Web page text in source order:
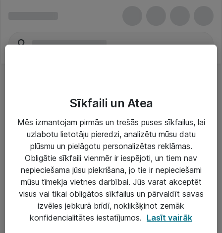
Risinājumi & Pakalpojumi
IT serviss un atbalsts
IT infrastruktūra
Darba vietu IT risinājumi
Serveri un datu centri
Sīkfaili un Atea
Mēs izmantojam pirmās un trešās puses sīkfailus, lai
uzlabotu lietotāju pieredzi, analizētu mūsu datu
plūsmu un pielāgotu personalizētas reklāmas.
Obligātie sīkfaili vienmēr ir iespējoti, un tiem nav
nepieciešama jūsu piekrišana, jo tie ir nepieciešami
mūsu tīmekļa vietnes darbībai. Jūs varat akceptēt
visus vai tikai obligātos sīkfailus un pārvaldīt savas
izvēles jebkurā brīdī, noklikšķinot zemāk
konfidencialitātes iestatījumos. Lasīt vairāk